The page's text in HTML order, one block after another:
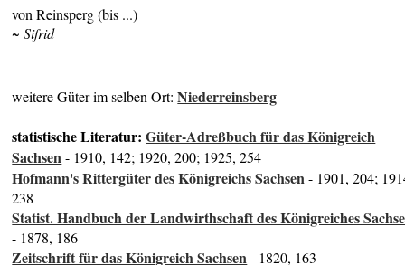
von Reinsperg (bis ...)
~ Sifrid
weitere Güter im selben Ort:Niederreinsberg
statistische Literatur:Güter-Adreßbuch für das Königreich
Sachsen- 1910, 142; 1920, 200; 1925, 254
Hofmann's Rittergüter des Königreichs Sachsen- 1901, 204;
238
Statist. Handbuch der Landwirthschaft des Königreiches
- 1878, 186
Zeitschrift für das Königreich Sachsen- 1820, 163